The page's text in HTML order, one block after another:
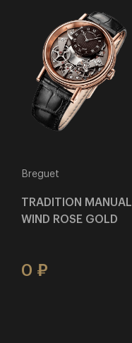
Breguet
TRADITION MANUAL
WIND ROSE GOLD
0